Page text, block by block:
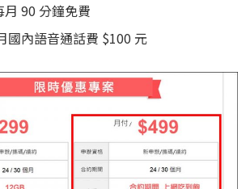
90 分鐘免費
國內語音通話費 $100 元